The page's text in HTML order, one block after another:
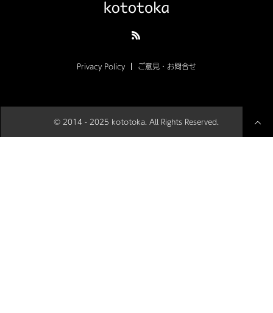
Privacy Policy ご意見・お問合せ
© 2014 - 2025 kototoka. All Rights Reserved.